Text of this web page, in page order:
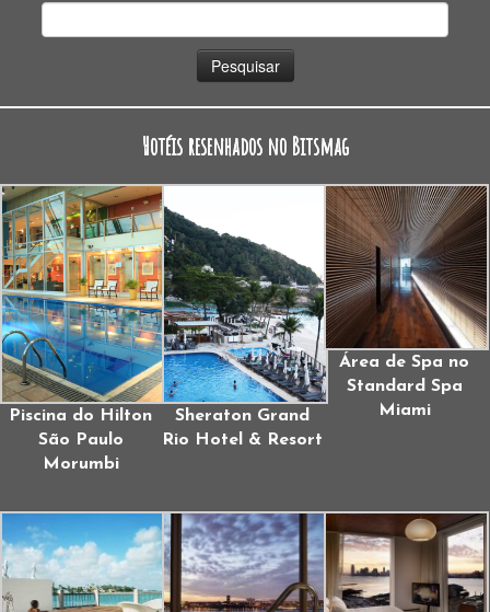
Hotéis resenhados no Bitsmag
Piscina do Hilton
São Paulo
Morumbi
Sheraton Grand
Rio Hotel & Resort
Área de Spa no
Standard Spa
Miami